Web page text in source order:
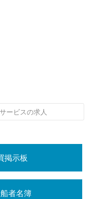
ービスの求人
掲示板
者名簿